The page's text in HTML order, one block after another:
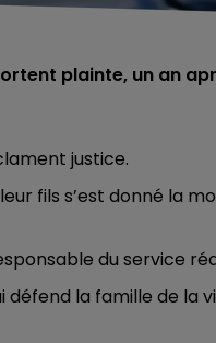
plainte, un an
justice.
fils s’est donné la
du service
défend la famille de la